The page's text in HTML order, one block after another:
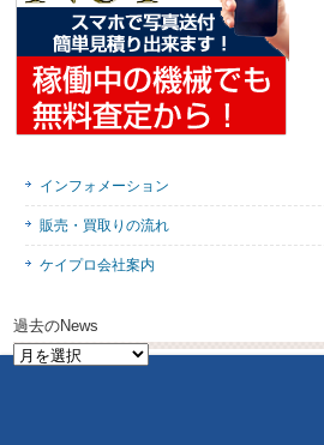
インフォメーション
販売・買取りの流れ
ケイプロ会社案内
過去のNews
過